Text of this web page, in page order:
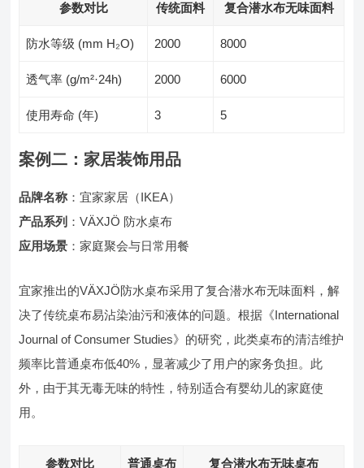
参数对比 传统面料 复合潜水布无味面料
防水等级 (mm H₂O) 2000 8000
透气率 (g/m²·24h) 2000 6000
使用寿命 (年) 3 5
案例二：家居装饰用品
品牌名称 ：宜家家居（IKEA）
产品系列 ：VÄXJÖ 防水桌布
应用场景 ：家庭聚会与日常用餐
宜家推出的VÄXJÖ防水桌布采用了复合潜水布无味面料，解
决了传统桌布易沾染油污和液体的问题。根据《International
Journal of Consumer Studies》的研究，此类桌布的清洁维护
频率比普通桌布低40%，显著减少了用户的家务负担。此
外，由于其无毒无味的特性，特别适合有婴幼儿的家庭使
用。
参数对比 普通桌布 复合潜水布无味桌布